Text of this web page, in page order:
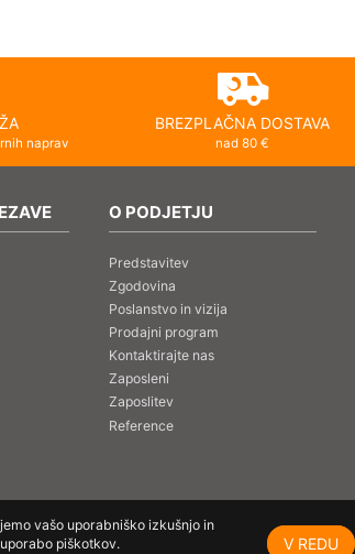
naprav
BREZPLAČNA DOSTAVA
nad 80 €
O PODJETJU
Predstavitev
Zgodovina
Poslanstvo in vizija
Prodajni program
Kontaktirajte nas
Zaposleni
Zaposlitev
Reference
vašo uporabniško izkušnjo in
piškotkov.
V REDU